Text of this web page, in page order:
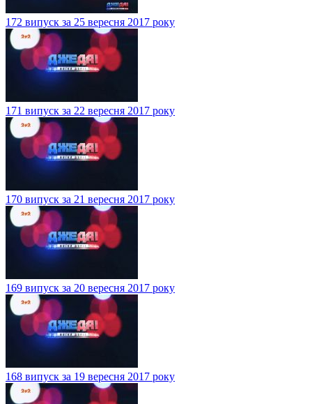
172 випуск за 25 вересня 2017 року
171 випуск за 22 вересня 2017 року
170 випуск за 21 вересня 2017 року
169 випуск за 20 вересня 2017 року
168 випуск за 19 вересня 2017 року